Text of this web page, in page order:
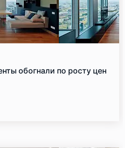
обогнали по росту цен